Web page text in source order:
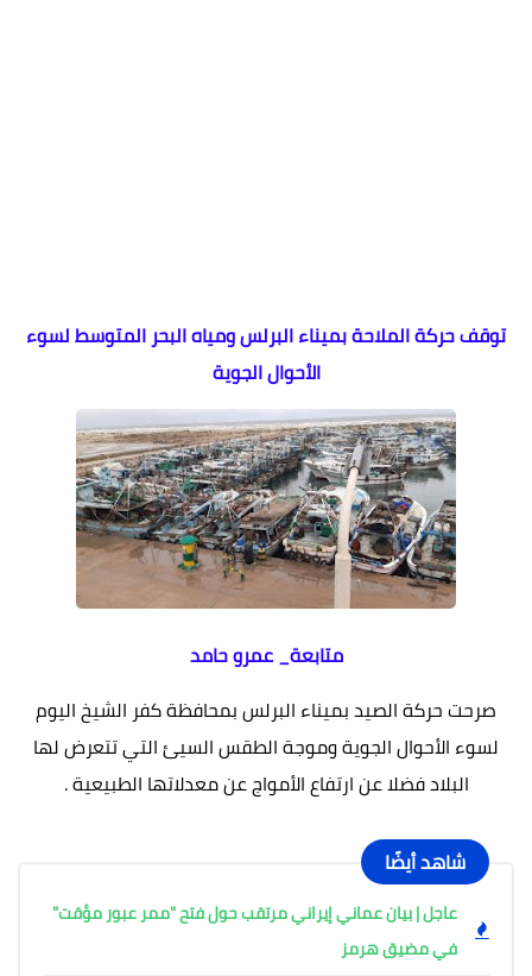
توقف حركة الملاحة بميناء البرلس ومياه البحر المتوسط لسوء
الأحوال الجوية
متابعة_ عمرو حامد
صرحت حركة الصيد بميناء البرلس بمحافظة كفر الشيخ اليوم
لسوء الأحوال الجوية وموجة الطقس السيئ التي تتعرض لها
البلاد فضلا عن ارتفاع الأمواج عن معدلاتها الطبيعية .
شاهد أيضًا
عاجل | بيان عماني إيراني مرتقب حول فتح "ممر عبور مؤقت"
في مضيق هرمز